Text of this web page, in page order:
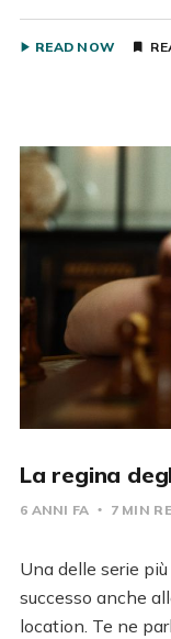
READ NOW
La regina
6 ANNI FA 7 MIN
Una delle serie
successo anche
location. Te ne